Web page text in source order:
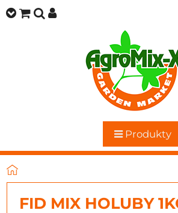
Produkty
FID MIX HOLUBY